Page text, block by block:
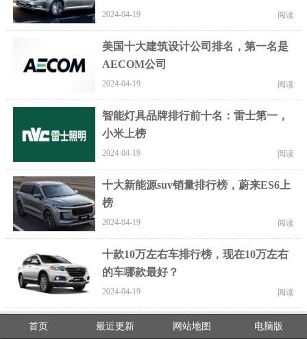
2024-04-19 阅读
美国十大建筑设计公司排名，第一名是
AECOM公司
2024-04-19 阅读
智能灯具品牌排行前十名：雷士第一，
小米上榜
2024-04-19 阅读
十大新能源suv销量排行榜，蔚来ES6上
榜
2024-04-19 阅读
十款10万左右车排行榜，现在10万左右
的车哪款最好？
2024-04-19 阅读
首页 最近更新 网站地图 电脑版